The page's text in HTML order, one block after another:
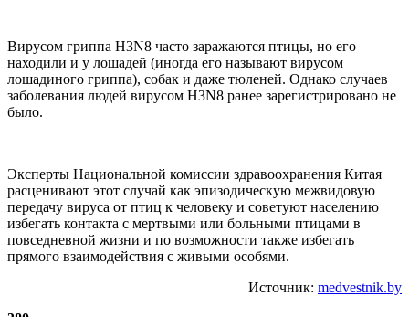
Вирусом гриппа H3N8 часто заражаются птицы, но его
находили и у лошадей (иногда его называют вирусом
лошадиного гриппа), собак и даже тюленей. Однако случаев
заболевания людей вирусом H3N8 ранее зарегистрировано не
было.
Эксперты Национальной комиссии здравоохранения Китая
расценивают этот случай как эпизодическую межвидовую
передачу вируса от птиц к человеку и советуют населению
избегать контакта с мертвыми или больными птицами в
повседневной жизни и по возможности также избегать
прямого взаимодействия с живыми особями.
Источник: medvestnik.by